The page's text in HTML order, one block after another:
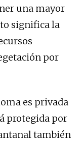
una mayor
significa la
por
es privada
protegida por
también